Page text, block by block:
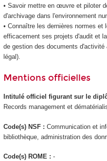
• Savoir mettre en œuvre et piloter
d'archivage dans l'environnement
• Connaître les dernières normes et
efficacement ses projets d'audit et
de gestion des documents d'activité
légal).
Mentions officielles
Intitulé officiel figurant sur le
Records management et
Code(s) NSF : Communication et
bibliothèque, administration des
Code(s) ROME : -